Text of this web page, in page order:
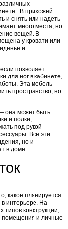
. В прихожей
и снять или надеть
много места, но
вещей. В
у кровати или
и
позволяет
для ног в кабинете,
Эта мебель
пространство, но
— она может быть
и полки,
под рукой
Все эти
но и
в доме.
какое планируется
интерьере. На
типов конструкции,
помещения и личные